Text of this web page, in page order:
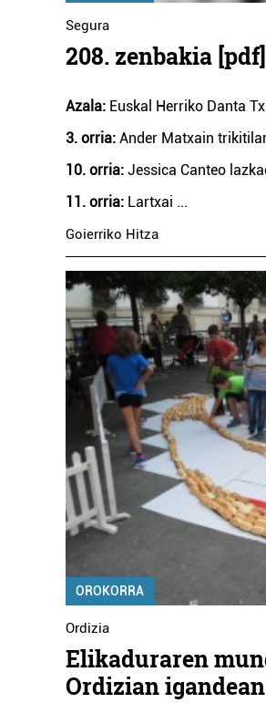
Segura
208. zenbakia [pdf]
Azala: Euskal Herriko Danta
3. orria: Ander Matxain
10. orria: Jessica Canteo
11. orria: Lartxai ...
Goierriko Hitza
OROKORRA
Ordizia
Elikaduraren
Ordizian igandean